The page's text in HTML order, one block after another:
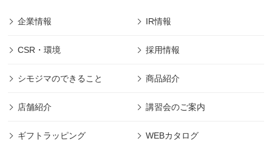
企業情報 IR情報
CSR・環境 採用情報
シモジマのできること 商品紹介
店舗紹介 講習会のご案内
ギフトラッピング WEBカタログ